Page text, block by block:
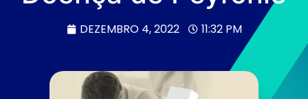
DEZEMBRO 4, 2022 11:32 PM